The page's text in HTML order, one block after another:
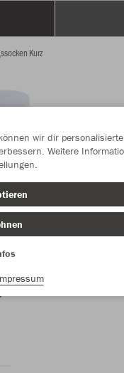
Kurz
wir dir personalisierte
Weitere